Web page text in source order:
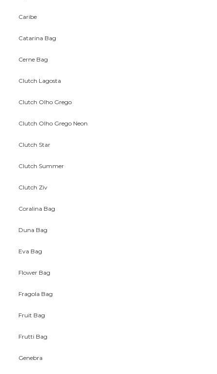
Caribe
Catarina Bag
Cerne Bag
Clutch Lagosta
Clutch Olho Grego
Clutch Olho Grego Neon
Clutch Star
Clutch Summer
Clutch Ziv
Coralina Bag
Duna Bag
Eva Bag
Flower Bag
Fragola Bag
Fruit Bag
Frutti Bag
Genebra